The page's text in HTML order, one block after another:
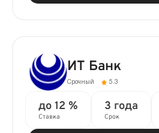
ИТ Банк
Срочный 5.3
до 12 %
Ставка
3 года
Срок